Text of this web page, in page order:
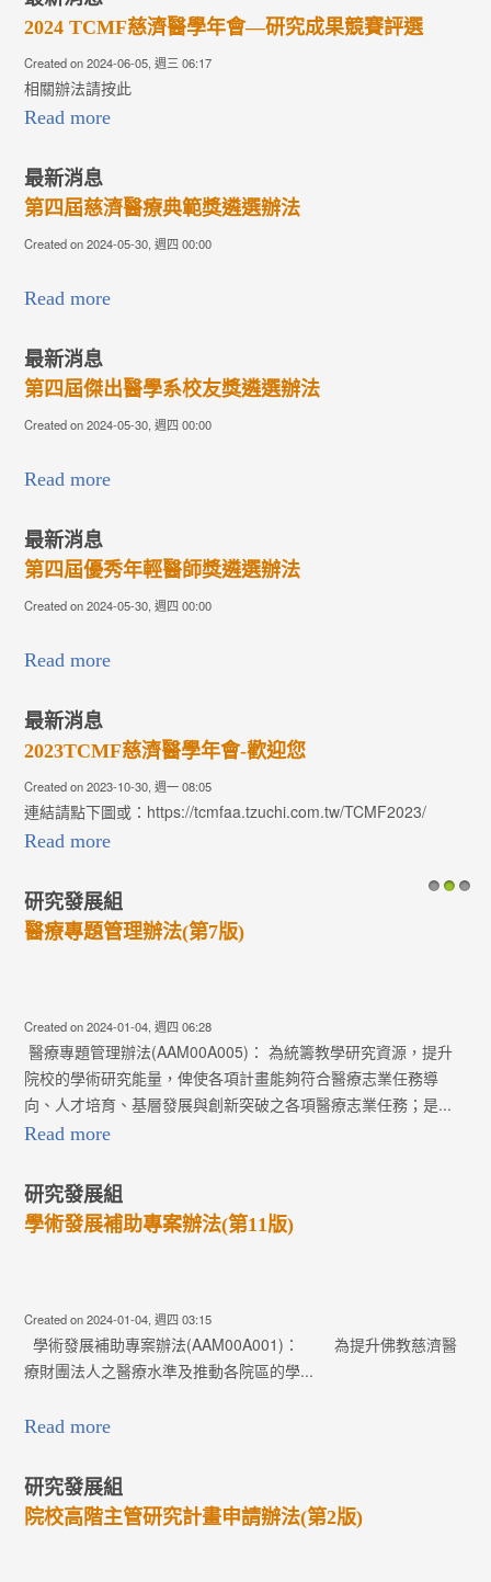
2024 TCMF慈濟醫學年會—研究成果競賽評選
Created on 2024-06-05, 週三 06:17
相關辦法請按此
Read more
最新消息
第四屆慈濟醫療典範獎遴選辦法
Created on 2024-05-30, 週四 00:00
Read more
最新消息
第四屆傑出醫學系校友獎遴選辦法
Created on 2024-05-30, 週四 00:00
Read more
最新消息
第四屆優秀年輕醫師獎遴選辦法
Created on 2024-05-30, 週四 00:00
Read more
最新消息
2023TCMF慈濟醫學年會-歡迎您
Created on 2023-10-30, 週一 08:05
連結請點下圖或：https://tcmfaa.tzuchi.com.tw/TCMF2023/
Read more
研究發展組
醫療專題管理辦法(第7版)
Created on 2024-01-04, 週四 06:28
醫療專題管理辦法(AAM00A005)： 為統籌教學研究資源，提升
院校的學術研究能量，俾使各項計畫能夠符合醫療志業任務導
向、人才培育、基層發展與創新突破之各項醫療志業任務；是...
Read more
研究發展組
學術發展補助專案辦法(第11版)
Created on 2024-01-04, 週四 03:15
學術發展補助專案辦法(AAM00A001)： 為提升佛教慈濟醫
療財團法人之醫療水準及推動各院區的學...
Read more
研究發展組
院校高階主管研究計畫申請辦法(第2版)